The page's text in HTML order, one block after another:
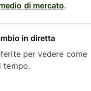
di mercato.
in diretta
per vedere come
tempo.